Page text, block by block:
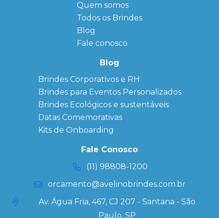
Quem somos
FAQ
Sitemap
Todos os Brindes
Agendas
Personalizadas
Personalizado
personalizados
Brindes
Corporativos
Copos Térmicos
Personalizados
Datas Especiais
Ecobag
Personalizada
Kits
Blog
Fale conosco
Blog
Brindes Corporativos e RH
Brindes para Eventos Personalizados
Brindes Ecológicos e sustentáveis
Datas Comemorativas
Kits de Onboarding
Fale Conosco
(11) 98808-1200
orcamento@avelinobrindes.com.br
Av. Água Fria, 467, CJ 207 - Santana - São
Paulo, SP